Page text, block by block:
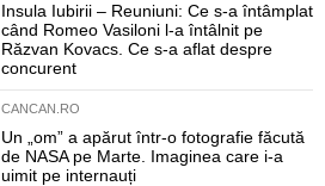
Insula Iubirii – Reuniuni: Ce s-a întâmplat
când Romeo Vasiloni l-a întâlnit pe
Răzvan Kovacs. Ce s-a aflat despre
concurent
CANCAN.RO
Un „om” a apărut într-o fotografie făcută
de NASA pe Marte. Imaginea care i-a
uimit pe internauți